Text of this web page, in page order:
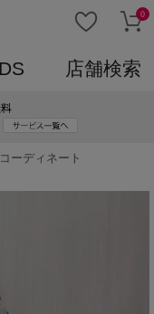
0
店舗検索
ーディネート